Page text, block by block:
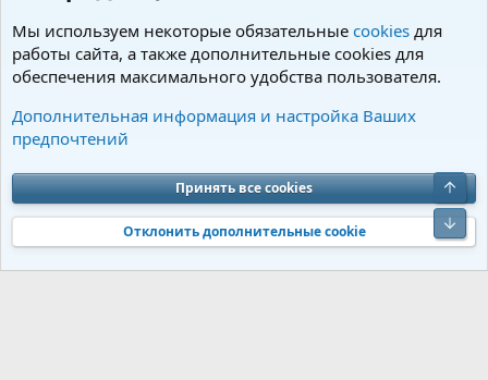
Пользователи
Cookies Charm by DCom
Обратная связь
Условия и правила
Политика конфиденциальности
Помощь
S
S
Community platform by XenForo® © 2010-2026 XenForo Ltd. Перевод от
Jumuro®|Media embeds via s9e/MediaSites
Мы используем некоторые обязательные cookies для
работы сайта, а также дополнительные cookies для
обеспечения максимального удобства пользователя.
Дополнительная информация и настройка Ваших
предпочтений
Принять все cookies
Отклонить дополнительные cookie
Верх
Низ